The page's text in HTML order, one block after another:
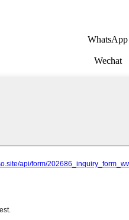
WhatsApp
Wechat